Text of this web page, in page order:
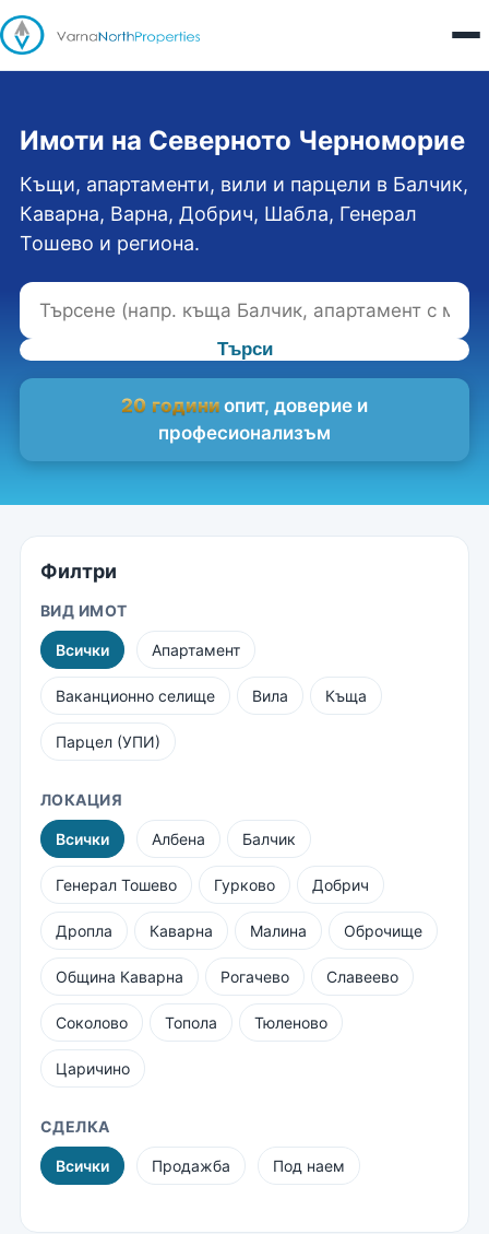
Имоти на Северното Черноморие
Къщи, апартаменти, вили и парцели в Балчик,
Каварна, Варна, Добрич, Шабла, Генерал
Тошево и региона.
Търси
20 години опит, доверие и
професионализъм
Филтри
ВИД ИМОТ
Всички Апартамент
Ваканционно селище Вила Къща
Парцел (УПИ)
ЛОКАЦИЯ
Всички Албена Балчик
Генерал Тошево Гурково Добрич
Дропла Каварна Малина Оброчище
Община Каварна Рогачево Славеево
Соколово Топола Тюленово
Царичино
СДЕЛКА
Всички Продажба Под наем